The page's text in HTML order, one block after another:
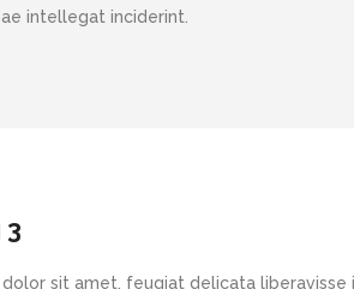
intellegat inciderint.
dolor sit amet, feugiat delicata